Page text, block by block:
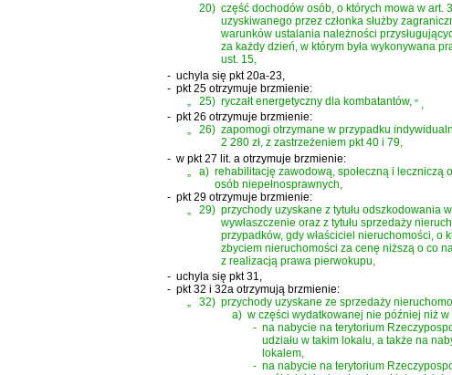
20) część dochodów osób, o których mowa w art.
uzyskiwanego przez członka służby
warunków ustalania należności
za każdy dzień, w którym była wykonywana
ust. 15,
- uchyla się pkt 20a-23,
- pkt 25 otrzymuje brzmienie:
25) ryczałt energetyczny dla kombatantów, ” ,
- pkt 26 otrzymuje brzmienie:
„
26) zapomogi otrzymane w przypadku
2 280 zł, z zastrzeżeniem pkt 40 i 79,
- w pkt 27 lit. a otrzymuje brzmienie:
a) rehabilitację zawodową, społeczną i leczniczą
osób niepełnosprawnych,
- pkt 29 otrzymuje brzmienie:
29) przychody uzyskane z tytułu odszkodowania
wywłaszczenie oraz z tytułu sprzedaży
przypadków, gdy właściciel nieruchomości, o
zbyciem nieruchomości za cenę niższą o co
z realizacją prawa pierwokupu,
- uchyla się pkt 31,
- pkt 32 i 32a otrzymują brzmienie:
„
32) przychody uzyskane ze sprzedaży
a) w części wydatkowanej nie później niż
- na nabycie na terytorium
udziału w takim lokalu, a także na
lokalem,
- na nabycie na terytorium